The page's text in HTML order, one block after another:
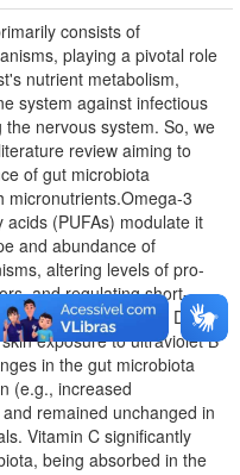
consists of
playing a pivotal role
nutrient metabolism,
system against infectious
nervous system. So, we
review aiming to
of gut microbiota
micronutrients.Omega-3
(PUFAs) modulate it
and abundance of
altering levels of pro-
and regulating short-
their salts. Vitamin D,
exposure to ultraviolet B
in the gut microbiota
(e.g., increased
remained unchanged in
Vitamin C significantly
being absorbed in the